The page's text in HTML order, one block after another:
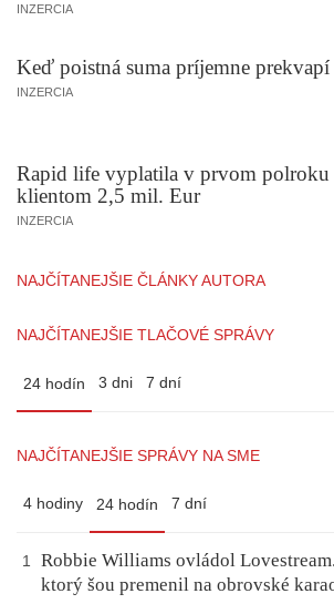
INZERCIA
Keď poistná suma príjemne prekvapí
INZERCIA
Rapid life vyplatila v prvom polroku
klientom 2,5 mil. Eur
INZERCIA
NAJČÍTANEJŠIE ČLÁNKY AUTORA
NAJČÍTANEJŠIE TLAČOVÉ SPRÁVY
24 hodín 3 dni 7 dní
NAJČÍTANEJŠIE SPRÁVY NA SME
4 hodiny 24 hodín 7 dní
1
Robbie Williams ovládol
ktorý šou premenil na obrovské